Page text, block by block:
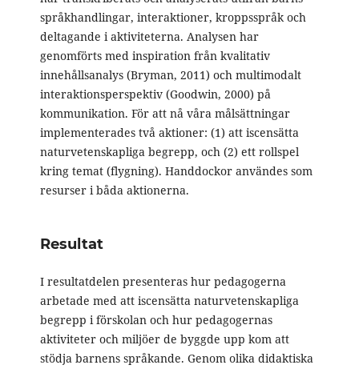
språkhandlingar, interaktioner, kroppsspråk och
deltagande i aktiviteterna. Analysen har
genomförts med inspiration från kvalitativ
innehållsanalys (Bryman, 2011) och multimodalt
interaktionsperspektiv (Goodwin, 2000) på
kommunikation. För att nå våra målsättningar
implementerades två aktioner: (1) att iscensätta
naturvetenskapliga begrepp, och (2) ett rollspel
kring temat (flygning). Handdockor användes som
resurser i båda aktionerna.
Resultat
I resultatdelen presenteras hur pedagogerna
arbetade med att iscensätta naturvetenskapliga
begrepp i förskolan och hur pedagogernas
aktiviteter och miljöer de byggde upp kom att
stödja barnens språkande. Genom olika didaktiska